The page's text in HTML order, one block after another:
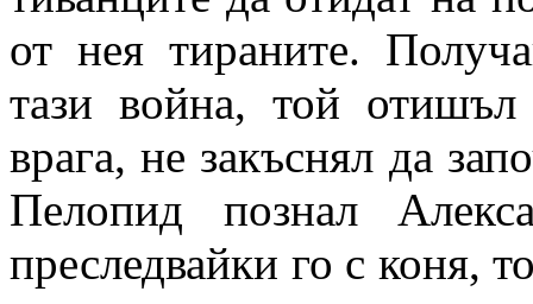
от нея тираните.
тази война, той
врага, не закъснял да
Пелопид познал
преследвайки го с коня,